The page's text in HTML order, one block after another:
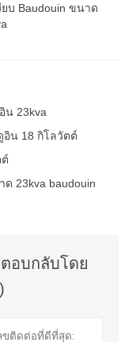
ยบ Baudouin ขนาด
น 23kva
อิน 18 กิโลวัตต์
23kva baudouin
อบกลับโดย